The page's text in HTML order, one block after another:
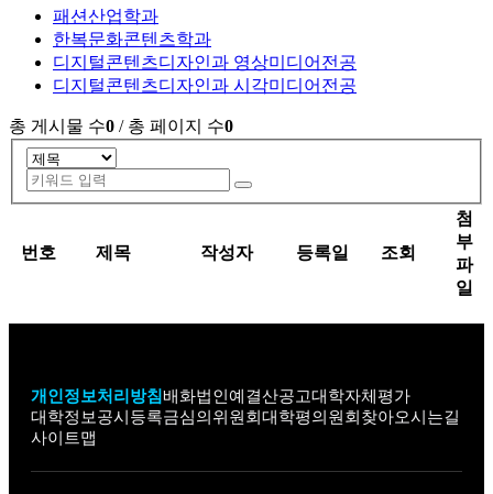
패션산업학과
한복문화콘텐츠학과
디지털콘텐츠디자인과 영상미디어전공
디지털콘텐츠디자인과 시각미디어전공
총 게시물 수0 / 총 페이지 수0
게시글의 분야,제목으로 검색하세요.
검색 옵션
키워드 입력
검색
번호 제목 작성자 등록일 조회
첨
부
파
일
개인정보처리방침배화법인예결산공고대학자체평가
대학정보공시등록금심의위원회대학평의원회찾아오시는길
사이트맵